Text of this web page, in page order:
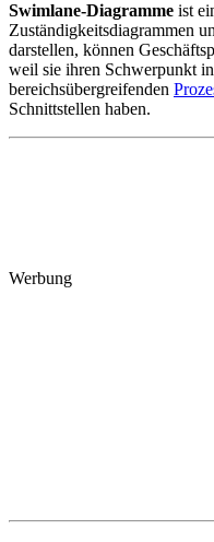
Swimlane-Diagramme ist
Zuständigkeitsdiagrammen
darstellen, können
weil sie ihren Schwerpunkt
bereichsübergreifenden
Schnittstellen haben.
Werbung